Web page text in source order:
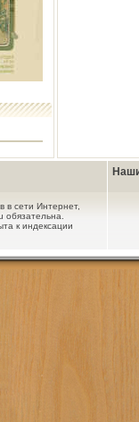
в сети Интернет,
обязательна.
к индексации